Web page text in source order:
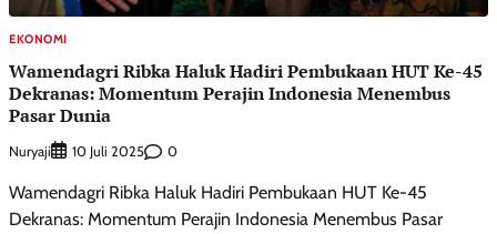
EKONOMI
Wamendagri Ribka Haluk Hadiri Pembukaan HUT Ke-45
Dekranas: Momentum Perajin Indonesia Menembus
Pasar Dunia
Nuryaji 10 Juli 2025 0
Wamendagri Ribka Haluk Hadiri Pembukaan HUT Ke-45
Dekranas: Momentum Perajin Indonesia Menembus Pasar